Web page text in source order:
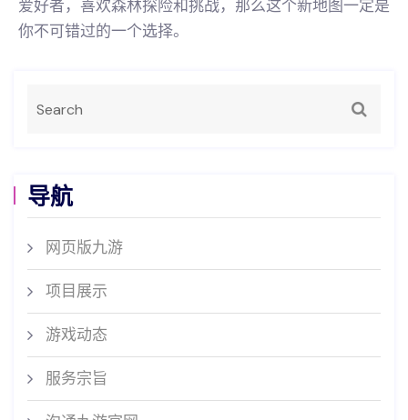
爱好者，喜欢森林探险和挑战，那么这个新地图一定是
你不可错过的一个选择。
导航
网页版九游
项目展示
游戏动态
服务宗旨